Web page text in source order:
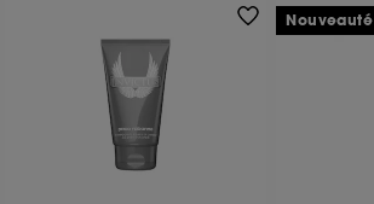
Nouveauté